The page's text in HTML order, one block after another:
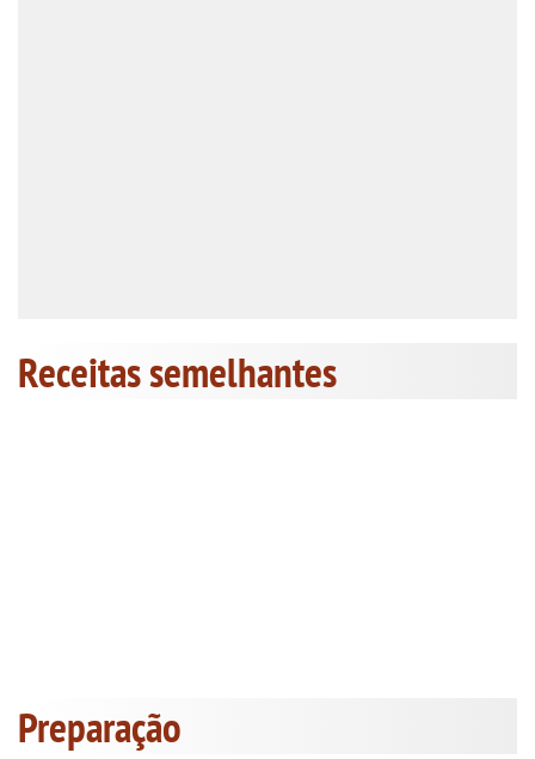
Receitas semelhantes
Preparação